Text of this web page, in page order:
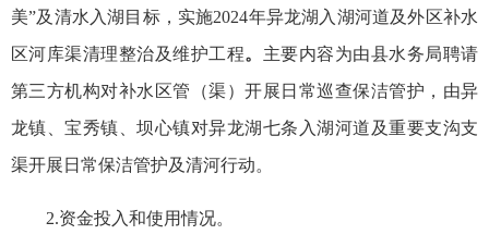
美”及清水入湖目标，实施2024年异龙湖入湖河道及外区补水
区河库渠清理整治及维护工程。 主要内容为由县水务局聘请
第三方机构对补水区管（渠）开展日常巡查保洁管护，由异
龙镇、宝秀镇、坝心镇对异龙湖七条入湖河道及重要支沟支
渠开展日常保洁管护及清河行动。
2.资金投入和使用情况。